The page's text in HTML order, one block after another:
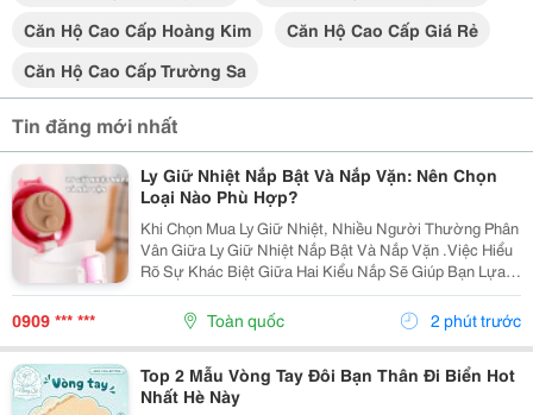
Căn Hộ Cao Cấp Hoàng Kim
Căn Hộ Cao Cấp Giá Rẻ
Căn Hộ Cao Cấp Trường Sa
Tin đăng mới nhất
Ly Giữ Nhiệt Nắp Bật Và Nắp Vặn: Nên Chọn
Loại Nào Phù Hợp?
Khi Chọn Mua Ly Giữ Nhiệt, Nhiều Người Thường Phân
Vân Giữa Ly Giữ Nhiệt Nắp Bật Và Nắp Vặn .Việc Hiểu
Rõ Sự Khác Biệt Giữa Hai Kiểu Nắp Sẽ Giúp Bạn Lựa
Chọn Được Chiếc Ly Phù Hợp Với Nhu Cầu Học Tập,
Làm Việc, Tập Luyện Hay Du Lịch. Hãy Cùng Cozycup...
0909 *** *** Toàn quốc 2 phút trước
Top 2 Mẫu Vòng Tay Đôi Bạn Thân Đi Biển Hot
Nhất Hè Này